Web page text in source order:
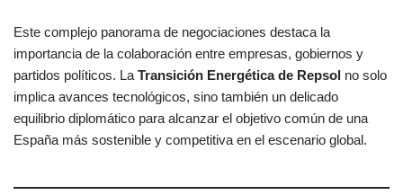
Este complejo panorama de negociaciones destaca la
importancia de la colaboración entre empresas, gobiernos y
partidos políticos. La Transición Energética de Repsol no solo
implica avances tecnológicos, sino también un delicado
equilibrio diplomático para alcanzar el objetivo común de una
España más sostenible y competitiva en el escenario global.